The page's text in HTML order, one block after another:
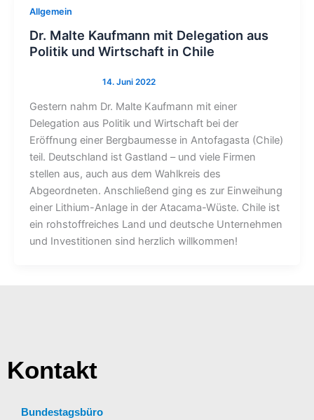
Allgemein
Dr. Malte Kaufmann mit Delegation aus
Politik und Wirtschaft in Chile
Gestern nahm Dr. Malte Kaufmann mit einer
Delegation aus Politik und Wirtschaft bei der
Eröffnung einer Bergbaumesse in Antofagasta (Chile)
teil. Deutschland ist Gastland – und viele Firmen
stellen aus, auch aus dem Wahlkreis des
Abgeordneten. Anschließend ging es zur Einweihung
einer Lithium-Anlage in der Atacama-Wüste. Chile ist
ein rohstoffreiches Land und deutsche Unternehmen
und Investitionen sind herzlich willkommen!
Kontakt
Bundestagsbüro